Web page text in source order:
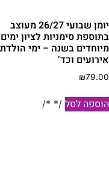
יומן שבועי 26/27 מעוצב
סימניות לציון ימים
בשנה – ימי הולדת,
וכד’
₪
לסל /* */